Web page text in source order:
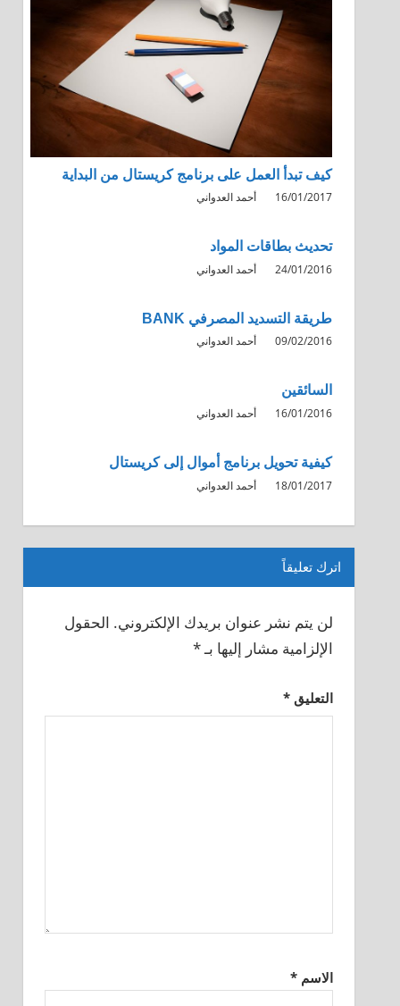
كيف تبدأ العمل على برنامج كريستال من البداية
16/01/2017
أحمد العدواني
تحديث بطاقات المواد
24/01/2016
أحمد العدواني
طريقة التسديد المصرفي BANK
09/02/2016
أحمد العدواني
السائقين
16/01/2016
أحمد العدواني
كيفية تحويل برنامج أموال إلى كريستال
18/01/2017
أحمد العدواني
اترك تعليقاً
لن يتم نشر عنوان بريدك الإلكتروني. الحقول
الإلزامية مشار إليها بـ*
التعليق *
الاسم *